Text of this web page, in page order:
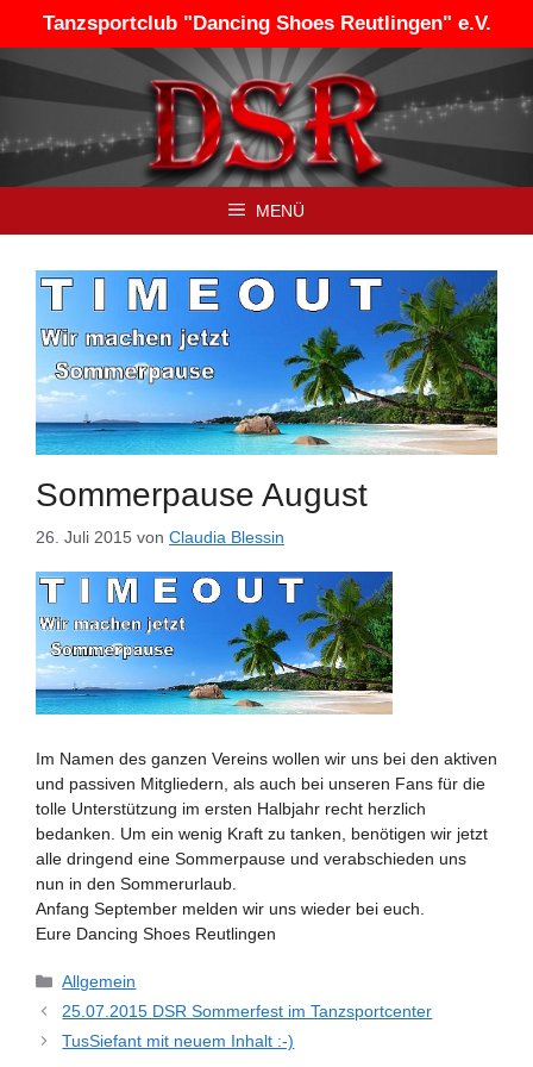
springen
Tanzsportclub "Dancing Shoes Reutlingen" e.V.
MENÜ
Sommerpause August
26. Juli 2015 von Claudia Blessin
Im Namen des ganzen Vereins wollen wir uns bei den aktiven
und passiven Mitgliedern, als auch bei unseren Fans für die
tolle Unterstützung im ersten Halbjahr recht herzlich
bedanken. Um ein wenig Kraft zu tanken, benötigen wir jetzt
alle dringend eine Sommerpause und verabschieden uns
nun in den Sommerurlaub.
Anfang September melden wir uns wieder bei euch.
Eure Dancing Shoes Reutlingen
Kategorien
Allgemein
25.07.2015 DSR Sommerfest im Tanzsportcenter
TusSiefant mit neuem Inhalt :-)